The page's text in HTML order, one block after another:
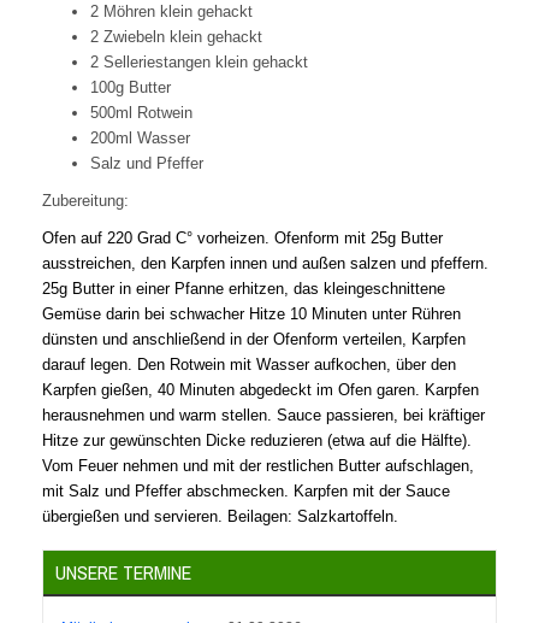
2 Möhren klein gehackt
2 Zwiebeln klein gehackt
2 Selleriestangen klein gehackt
100g Butter
500ml Rotwein
200ml Wasser
Salz und Pfeffer
Zubereitung:
Ofen auf 220 Grad C° vorheizen. Ofenform mit 25g Butter
ausstreichen, den Karpfen innen und außen salzen und pfeffern.
25g Butter in einer Pfanne erhitzen, das kleingeschnittene
Gemüse darin bei schwacher Hitze 10 Minuten unter Rühren
dünsten und anschließend in der Ofenform verteilen, Karpfen
darauf legen. Den Rotwein mit Wasser aufkochen, über den
Karpfen gießen, 40 Minuten abgedeckt im Ofen garen. Karpfen
herausnehmen und warm stellen. Sauce passieren, bei kräftiger
Hitze zur gewünschten Dicke reduzieren (etwa auf die Hälfte).
Vom Feuer nehmen und mit der restlichen Butter aufschlagen,
mit Salz und Pfeffer abschmecken. Karpfen mit der Sauce
übergießen und servieren. Beilagen: Salzkartoffeln.
UNSERE TERMINE